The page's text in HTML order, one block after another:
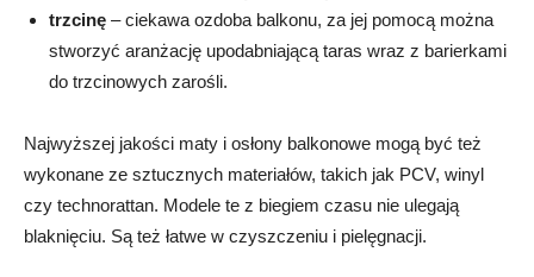
trzcinę – ciekawa ozdoba balkonu, za jej pomocą można
stworzyć aranżację upodabniającą taras wraz z barierkami
do trzcinowych zarośli.
Najwyższej jakości maty i osłony balkonowe mogą być też
wykonane ze sztucznych materiałów, takich jak PCV, winyl
czy technorattan. Modele te z biegiem czasu nie ulegają
blaknięciu. Są też łatwe w czyszczeniu i pielęgnacji.